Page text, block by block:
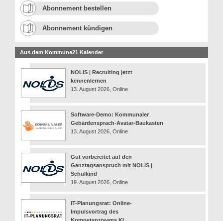
Abonnement bestellen
Abonnement kündigen
Aus dem Kommune21 Kalender
NOLIS | Recruiting jetzt
kennenlernen
13. August 2026, Online
Software-Demo: Kommunaler
Gebärdensprach-Avatar-Baukasten
13. August 2026, Online
Gut vorbereitet auf den
Ganztagsanspruch mit NOLIS |
Schulkind
19. August 2026, Online
IT-Planungsrat: Online-
Impulsvortrag des